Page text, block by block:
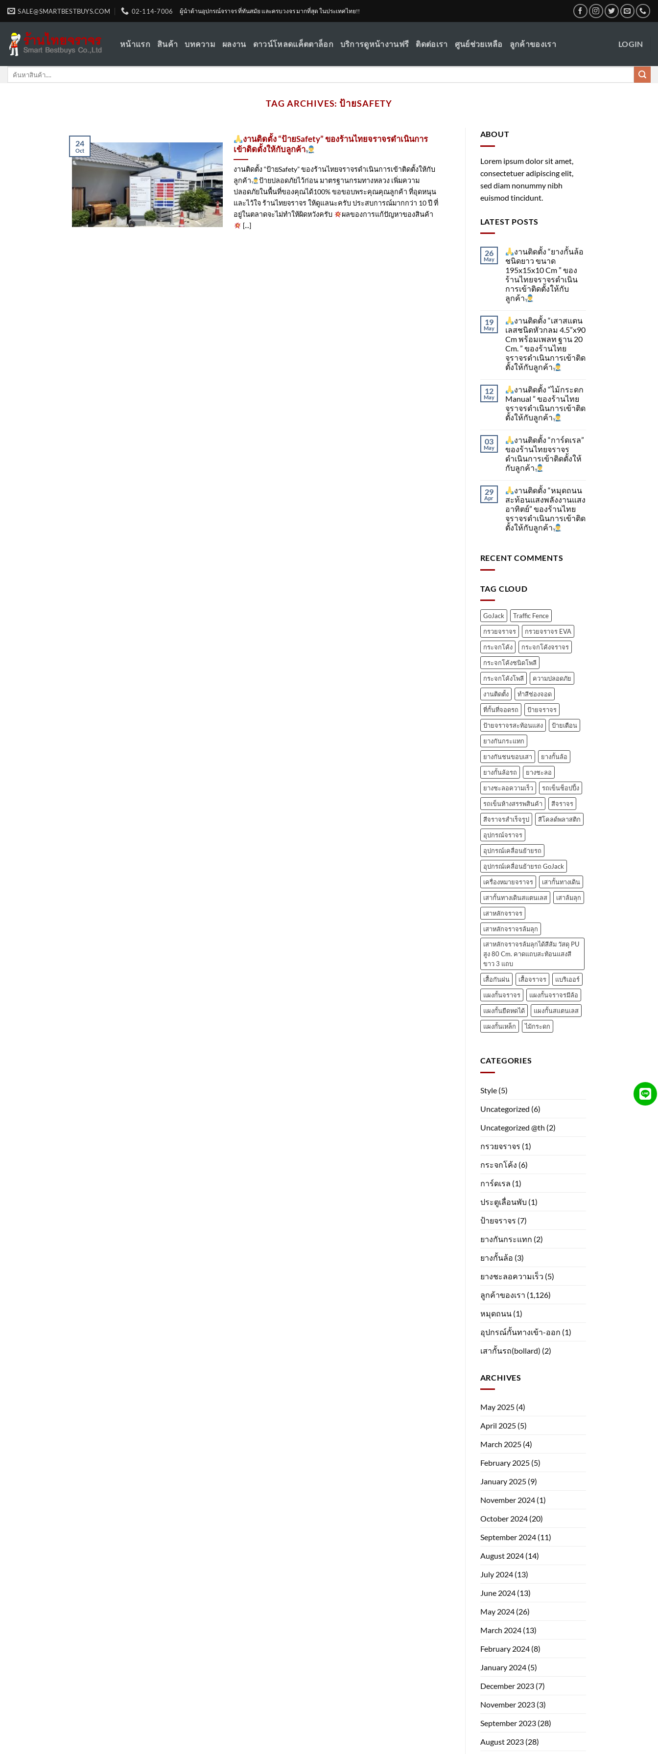
Skip
SALE@SMARTBESTBUYS.COM 02-114-7006 ผู้นำด้านอุปกรณ์จราจร ที่ทันสมัย และครบวงจร มากที่สุด ในประเทศไทย!!
หน้าแรก สินค้า บทความ ผลงาน ดาวน์โหลดแค็ตตาล็อก บริการดูหน้างานฟรี ติดต่อเรา ศูนย์ช่วยเหลือ ลูกค้าของเรา LOGIN
Search
TAG ARCHIVES: ป้ายSAFETY
งานติดตั้ง “ป้ายSafety” ของร้านไทยจราจรดำเนินการ
เข้าติดตั้ง​ให้กับลูกค้า
งานติดตั้ง “ป้ายSafety” ของร้านไทยจราจรดำเนินการเข้าติดตั้ง​ให้กับ
ลูกค้า
ป้ายปลอดภัยไว้ก่อน มาตรฐานกรมทางหลวง เพิ่มความ
ปลอดภัยในพื้นที่ของคุณได้100% ขอขอบพระคุณคุณลูกค้า ที่อุดหนุน
และไว้ใจ ร้านไทยจราจร ให้ดูแลนะครับ ประสบการณ์มากกว่า 10 ปี ที่
อยู่ในตลาดจะไม่ทำให้ผิดหวังครับ
ผลของการแก้ปัญหาของสินค้า
[...]
24
Oct
ABOUT
Lorem ipsum dolor sit amet,
consectetuer adipiscing elit,
sed diam nonummy nibh
euismod tincidunt.
LATEST POSTS
26
May
งานติดตั้ง “ยางกั้นล้อ
ชนิดยาว ขนาด
195x15x10 Cm ” ของ
ร้านไทยจราจรดำเนิน
การเข้าติดตั้ง​ให้กับ
ลูกค้า
19
May
งานติดตั้ง “เสาสแตน
เลสชนิดหัวกลม 4.5”x90
Cm พร้อมเพลท ฐาน 20
Cm. ” ของร้านไทย
จราจรดำเนินการเข้าติด
ตั้ง​ให้กับลูกค้า
12
May
งานติดตั้ง “ไม้กระดก
Manual ” ของร้านไทย
จราจรดำเนินการเข้าติด
ตั้ง​ให้กับลูกค้า
03
May
งานติดตั้ง “การ์ดเรล”
ของร้านไทยจราจร
ดำเนินการเข้าติดตั้ง​ให้
กับลูกค้า
29
Apr
งานติดตั้ง “หมุดถนน
สะท้อนแสงพลังงานแสง
อาทิตย์” ของร้านไทย
จราจรดำเนินการเข้าติด
ตั้ง​ให้กับลูกค้า
RECENT COMMENTS
TAG CLOUD
GoJack
Traffic Fence
กรวยจราจร
กรวยจราจร EVA
กระจกโค้ง
กระจกโค้งจราจร
กระจกโค้งชนิดโพลี
กระจกโค้งโพลี
ความปลอดภัย
งานติดตั้ง
ทำสีช่องจอด
ที่กั้นที่จอดรถ
ป้ายจราจร
ป้ายจราจรสะท้อนแสง
ป้ายเตือน
ยางกันกระแทก
ยางกันชนขอบเสา
ยางกั้นล้อ
ยางกั้นล้อรถ
ยางชะลอ
ยางชะลอความเร็ว
รถเข็นช็อปปิ้ง
รถเข็นห้างสรรพสินค้า
สีจราจร
สีจราจรสำเร็จรูป
สีโคลด์พลาสติก
อุปกรณ์จราจร
อุปกรณ์เคลื่อนย้ายรถ
อุปกรณ์เคลื่อนย้ายรถ GoJack
เครื่องหมายจราจร
เสากั้นทางเดิน
เสากั้นทางเดินสแตนเลส
เสาล้มลุก
เสาหลักจราจร
เสาหลักจราจรล้มลุก
เสาหลักจราจรล้มลุกได้สีส้ม วัสดุ PU
สูง 80 Cm. คาดแถบสะท้อนแสงสี
ขาว 3 แถบ
เสื้อกันฝน
เสื้อจราจร
แบริเออร์
แผงกั้นจราจร
แผงกั้นจราจรมีล้อ
แผงกั้นยืดหดได้
แผงกั้นสแตนเลส
แผงกั้นเหล็ก
ไม้กระดก
CATEGORIES
Style(5)
Uncategorized (6)
Uncategorized @th (2)
กรวยจราจร (1)
กระจกโค้ง (6)
การ์ดเรล (1)
ประตูเลื่อนพับ (1)
ป้ายจราจร (7)
ยางกันกระแทก (2)
ยางกั้นล้อ (3)
ยางชะลอความเร็ว (5)
ลูกค้าของเรา (1,126)
หมุดถนน(1)
อุปกรณ์กั้นทางเข้า-ออก (1)
เสากั้นรถ(bollard) (2)
ARCHIVES
May 2025(4)
April 2025(5)
March 2025(4)
February 2025(5)
January 2025(9)
November 2024(1)
October 2024(20)
September 2024(11)
August 2024(14)
July 2024(13)
June 2024(13)
May 2024(26)
March 2024(13)
February 2024(8)
January 2024(5)
December 2023(7)
November 2023(3)
September 2023(28)
August 2023(28)